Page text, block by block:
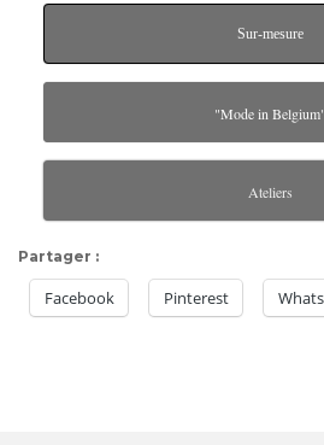
Sur-mesure
"Mode in Belgium"
Ateliers
Partager :
Facebook Pinterest